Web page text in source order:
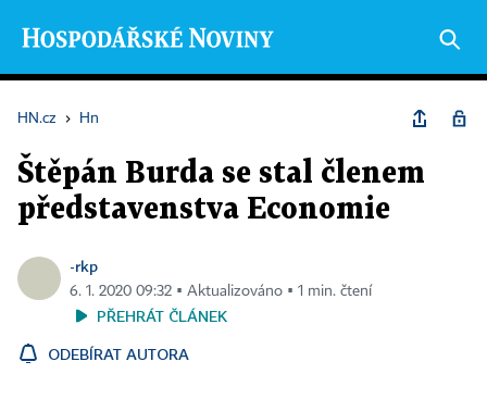
HN.cz › Hn
Štěpán Burda se stal členem
představenstva Economie
-rkp
6. 1. 2020 09:32 ▪ Aktualizováno ▪ 1 min. čtení
PŘEHRÁT ČLÁNEK
ODEBÍRAT AUTORA